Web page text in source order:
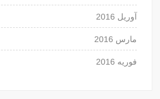
آوریل 2016
مارس 2016
فوریه 2016